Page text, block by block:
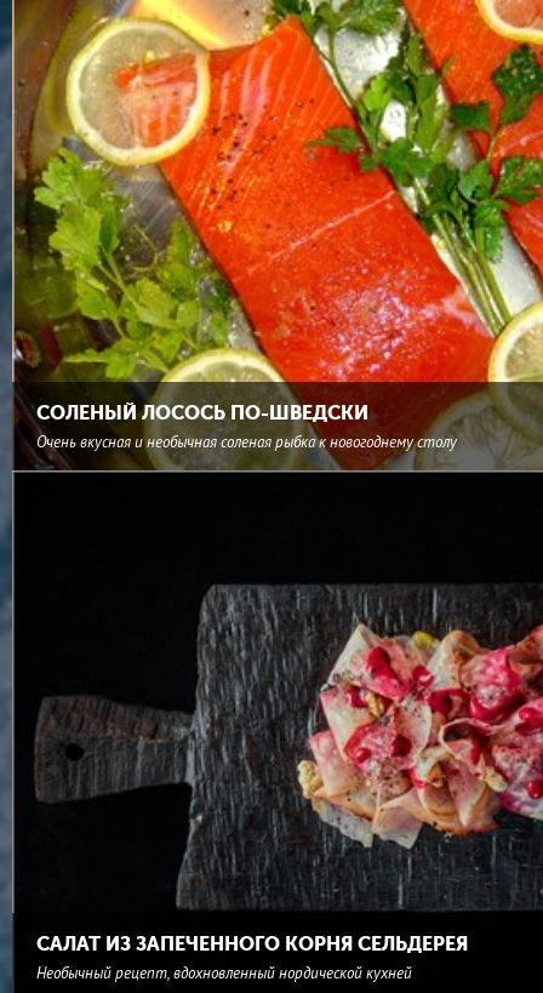
СОЛЕНЫЙ ЛОСОСЬ ПО-ШВЕДСКИ
Очень вкусная и необычная соленая рыбка к новогоднему столу
САЛАТ ИЗ ЗАПЕЧЕННОГО КОРНЯ СЕЛЬДЕРЕЯ
Необычный рецепт, вдохновленный нордической кухней